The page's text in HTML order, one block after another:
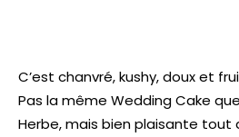
C’est chanvré, kushy, doux et
Pas la même Wedding Cake
Herbe, mais bien plaisante tout